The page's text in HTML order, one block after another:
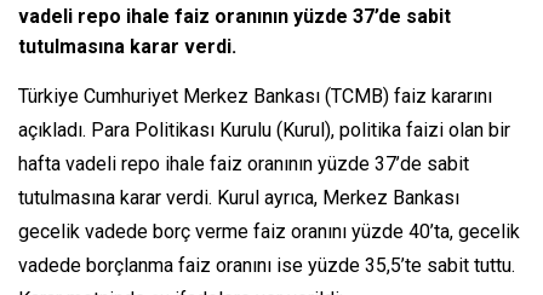
vadeli repo ihale faiz oranının yüzde 37’de sabit
tutulmasına karar verdi.
Türkiye Cumhuriyet Merkez Bankası (TCMB) faiz kararını
açıkladı. Para Politikası Kurulu (Kurul), politika faizi olan bir
hafta vadeli repo ihale faiz oranının yüzde 37’de sabit
tutulmasına karar verdi. Kurul ayrıca, Merkez Bankası
gecelik vadede borç verme faiz oranını yüzde 40’ta, gecelik
vadede borçlanma faiz oranını ise yüzde 35,5’te sabit tuttu.